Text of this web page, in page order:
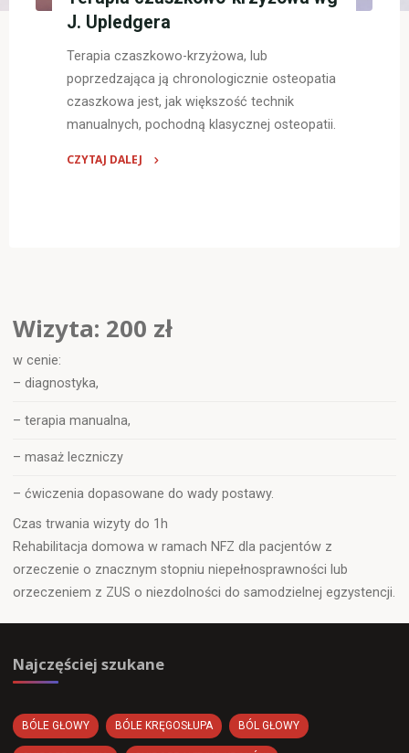
J. Upledgera
Terapia czaszkowo-krzyżowa, lub
poprzedzająca ją chronologicznie osteopatia
czaszkowa jest, jak większość technik
manualnych, pochodną klasycznej osteopatii.
CZYTAJ DALEJ
Wizyta: 200 zł
w cenie:
– diagnostyka,
– terapia manualna,
– masaż leczniczy
– ćwiczenia dopasowane do wady postawy.
Czas trwania wizyty do 1h
Rehabilitacja domowa w ramach NFZ dla pacjentów z
orzeczenie o znacznym stopniu niepełnosprawności lub
orzeczeniem z ZUS o niezdolności do samodzielnej egzystencji.
Najczęściej szukane
BÓLE GŁOWY BÓLE KRĘGOSŁUPA BÓL GŁOWY